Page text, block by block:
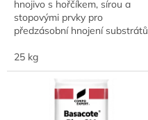
hnojivo s hořčíkem, sírou a
stopovými prvky pro
předzásobní hnojení substrátů
jiných zahradnických kultur.
25 kg